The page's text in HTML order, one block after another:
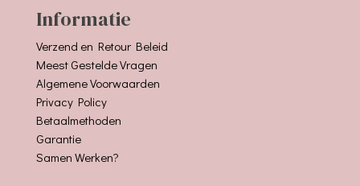
Informatie
Verzend en Retour Beleid
Meest Gestelde Vragen
Algemene Voorwaarden
Privacy Policy
Betaalmethoden
Garantie
Samen Werken?